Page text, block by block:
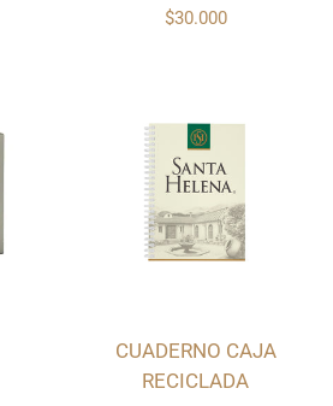
$30.000
CUADERNO CAJA
RECICLADA